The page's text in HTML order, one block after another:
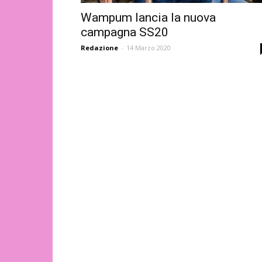
Wampum lancia la nuova
campagna SS20
Redazione - 14 Marzo 2020